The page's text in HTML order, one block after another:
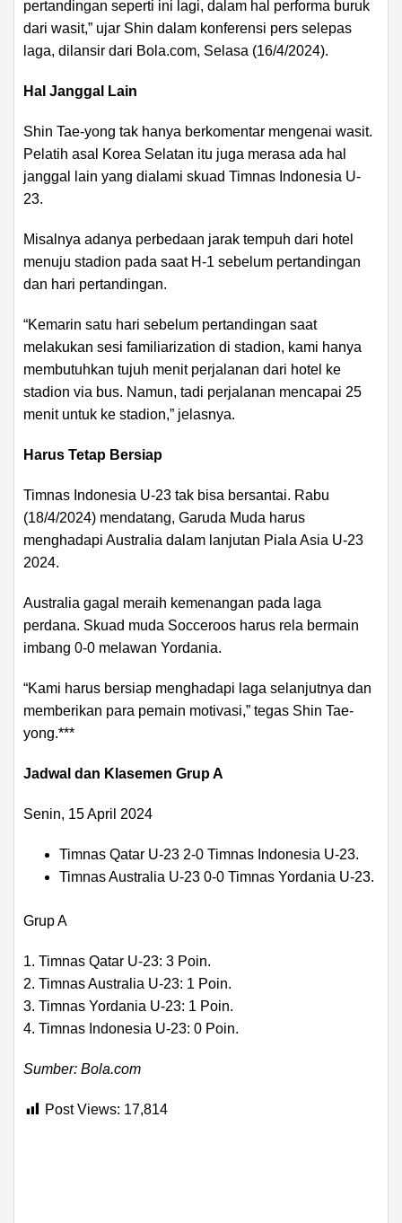
pertandingan seperti ini lagi, dalam hal performa buruk
dari wasit,” ujar Shin dalam konferensi pers selepas
laga, dilansir dari Bola.com, Selasa (16/4/2024).
Hal Janggal Lain
Shin Tae-yong tak hanya berkomentar mengenai wasit.
Pelatih asal Korea Selatan itu juga merasa ada hal
janggal lain yang dialami skuad Timnas Indonesia U-
23.
Misalnya adanya perbedaan jarak tempuh dari hotel
menuju stadion pada saat H-1 sebelum pertandingan
dan hari pertandingan.
“Kemarin satu hari sebelum pertandingan saat
melakukan sesi familiarization di stadion, kami hanya
membutuhkan tujuh menit perjalanan dari hotel ke
stadion via bus. Namun, tadi perjalanan mencapai 25
menit untuk ke stadion,” jelasnya.
Harus Tetap Bersiap
Timnas Indonesia U-23 tak bisa bersantai. Rabu
(18/4/2024) mendatang, Garuda Muda harus
menghadapi Australia dalam lanjutan Piala Asia U-23
2024.
Australia gagal meraih kemenangan pada laga
perdana. Skuad muda Socceroos harus rela bermain
imbang 0-0 melawan Yordania.
“Kami harus bersiap menghadapi laga selanjutnya dan
memberikan para pemain motivasi,” tegas Shin Tae-
yong.***
Jadwal dan Klasemen Grup A
Senin, 15 April 2024
Timnas Qatar U-23 2-0 Timnas Indonesia U-23.
Timnas Australia U-23 0-0 Timnas Yordania U-23.
Grup A
1. Timnas Qatar U-23: 3 Poin.
2. Timnas Australia U-23: 1 Poin.
3. Timnas Yordania U-23: 1 Poin.
4. Timnas Indonesia U-23: 0 Poin.
Sumber: Bola.com
Post Views: 17,814